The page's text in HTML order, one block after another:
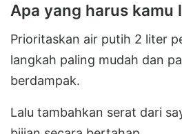
Apa yang harus kamu
Prioritaskan air putih 2 liter
langkah paling mudah dan
berdampak.
Lalu tambahkan serat dari